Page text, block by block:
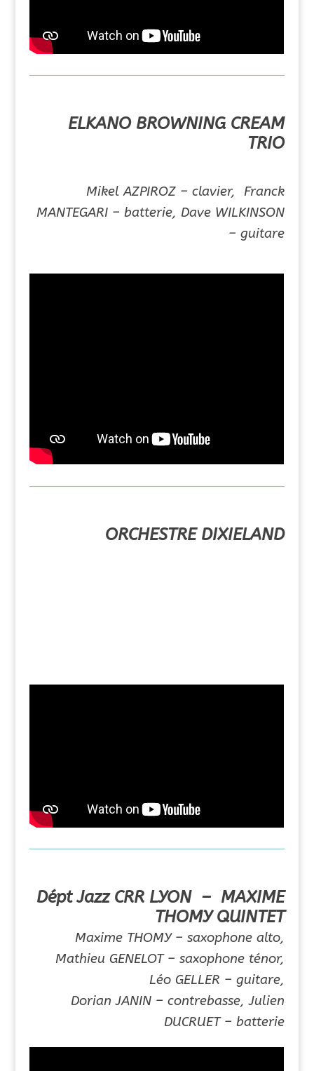
ELKANO BROWNING CREAM
TRIO
Mikel AZPIROZ – clavier, Franck
MANTEGARI – batterie, Dave WILKINSON
– guitare
ORCHESTRE DIXIELAND
Dépt Jazz CRR LYON – MAXIME
THOMY QUINTET
Maxime THOMY – saxophone alto,
Mathieu GENELOT – saxophone ténor,
Léo GELLER – guitare,
Dorian JANIN – contrebasse,Julien
DUCRUET – batterie